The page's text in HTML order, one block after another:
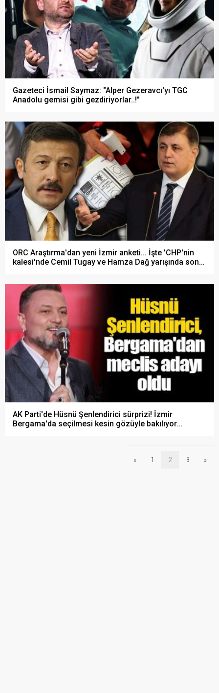
Gazeteci İsmail Saymaz: "Alper Gezeravcı'yı TGC
Anadolu gemisi gibi gezdiriyorlar..!"
ORC Araştırma'dan yeni İzmir anketi... İşte 'CHP'nin
kalesi'nde Cemil Tugay ve Hamza Dağ yarışında son
AK Parti'de Hüsnü Şenlendirici sürprizi! İzmir
Bergama'da seçilmesi kesin gözüyle bakılıyor...
« 1 2 3 »